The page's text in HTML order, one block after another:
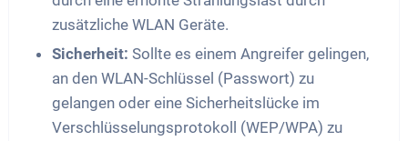
zusätzliche WLAN Geräte.
Sicherheit: Sollte es einem Angreifer gelingen,
an den WLAN-Schlüssel (Passwort) zu
gelangen oder eine Sicherheitslücke im
Verschlüsselungsprotokoll (WEP/WPA) zu